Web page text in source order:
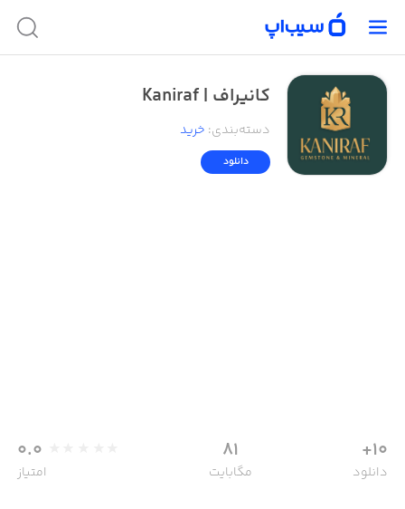
کانیراف | Kaniraf
دسته‌بندی: خرید
دانلود
10+
دانلود
81
مگابایت
0.0
امتیاز